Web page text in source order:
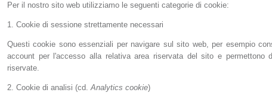
Per il nostro sito web utilizziamo le seguenti categorie di cookie:
1. Cookie di sessione strettamente necessari
Questi cookie sono essenziali per navigare sul sito web, per esempio
account per l'accesso alla relativa area riservata del sito e permettono
riservate.
2. Cookie di analisi (cd.Analytics cookie)